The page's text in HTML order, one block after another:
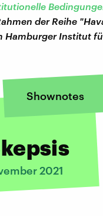
der Reihe
Hamburger Institut
Shownotes
2021